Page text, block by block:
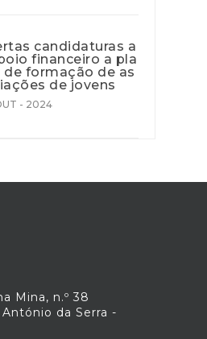
candidaturas a
financeiro a pla
de formação de as
de jovens
- 2024
Mina, n.º 38
da Serra -